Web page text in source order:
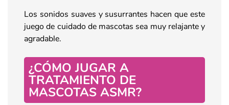
Los sonidos suaves y susurrantes hacen que este
juego de cuidado de mascotas sea muy relajante y
agradable.
¿CÓMO JUGAR A
TRATAMIENTO DE
MASCOTAS ASMR?